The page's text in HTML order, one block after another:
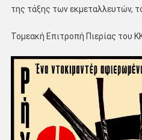
της τάξης των εκμεταλλευτών,
Τομεακή Επιτροπή Πιερίας του